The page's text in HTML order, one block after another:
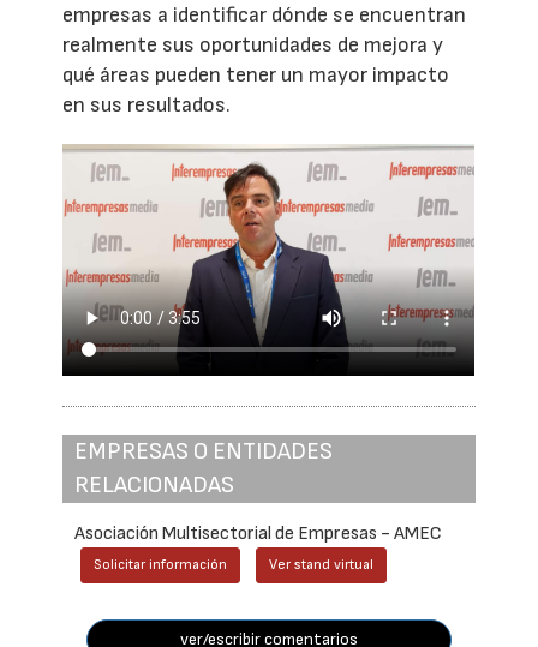
empresas a identificar dónde se encuentran
realmente sus oportunidades de mejora y
qué áreas pueden tener un mayor impacto
en sus resultados.
EMPRESAS O ENTIDADES
RELACIONADAS
Asociación Multisectorial de Empresas - AMEC
Solicitar información Ver stand virtual
ver/escribir comentarios